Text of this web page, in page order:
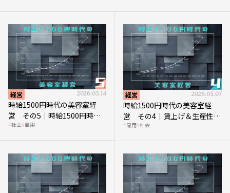
経営 2026.05.14
時給1500円時代の美容室経
営 その5｜時給1500円時代
の到来は美容業の収益構造を
社会 雇用
経営 2026.05.07
時給1500円時代の美容室経
営 その4｜賃上げ＆生産性向
上につなげる賢い助成金活用
雇用 社会